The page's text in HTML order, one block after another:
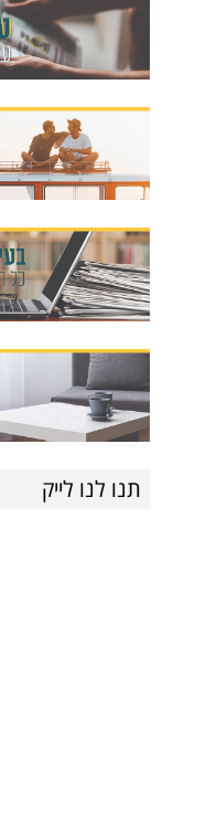
תנו לנו לייק